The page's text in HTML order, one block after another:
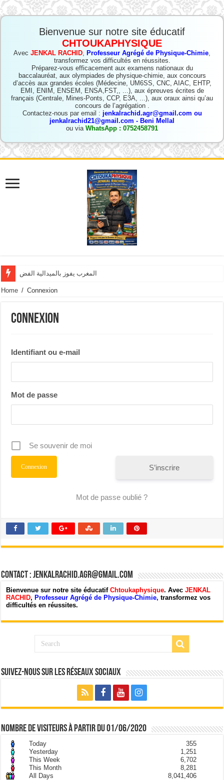
Bienvenue sur notre site éducatif
CHTOUKAPHYSIQUE
Avec JENKAL RACHID, Professeur Agrégé de Physique-Chimie,
transformez vos difficultés en réussites.
Préparez-vous efficacement aux examens nationaux du
baccalauréat, aux olympiades de physique-chimie, aux concours
d’accès aux grandes écoles (Médecine, UM6SS, CNC, AIAC, EHTP,
EMI, ENIM, ENSEM, ENSA,FST,, ...), aux épreuves écrites de
français (Centrale, Mines-Ponts, CCP, E3A, ...), aux oraux ainsi qu’au
concours de l’agrégation .
Contactez-nous par email : jenkalrachid.agr@gmail.com ou
jenkalrachid21@gmail.com - Beni Mellal
ou via WhatsApp : 0752458791
المغرب يفوز بالميدالية الفضية وينال تنوي
Home / Connexion
Connexion
Identifiant ou e-mail
Mot de passe
Se souvenir de moi
S’inscrire
Mot de passe oublié ?
Contact : jenkalrachid.agr@gmail.com
Bienvenue sur notre site éducatifChtoukaphysique. AvecJENKAL
RACHID,Professeur Agrégé de Physique-Chimie,transformez vos
difficultés en réussites.
Suivez-nous sur les Réseaux Sociaux
nombre de visiteurs à partir du 01/06/2020
Today
355
Yesterday
1,251
This Week
6,702
This Month
8,281
All Days
8,041,406